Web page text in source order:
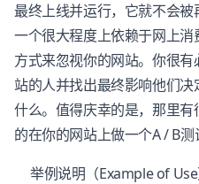
最终上线并运行，它就不会
一个很大程度上依赖于网上
方式来忽视你的网站。你很
站的人并找出最终影响他们
什么。值得庆幸的是，那里
的在你的网站上做一个A / B测
举例说明（Example of